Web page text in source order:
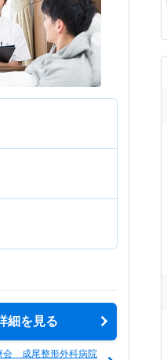
細を見る
会 成尾整形外科病院